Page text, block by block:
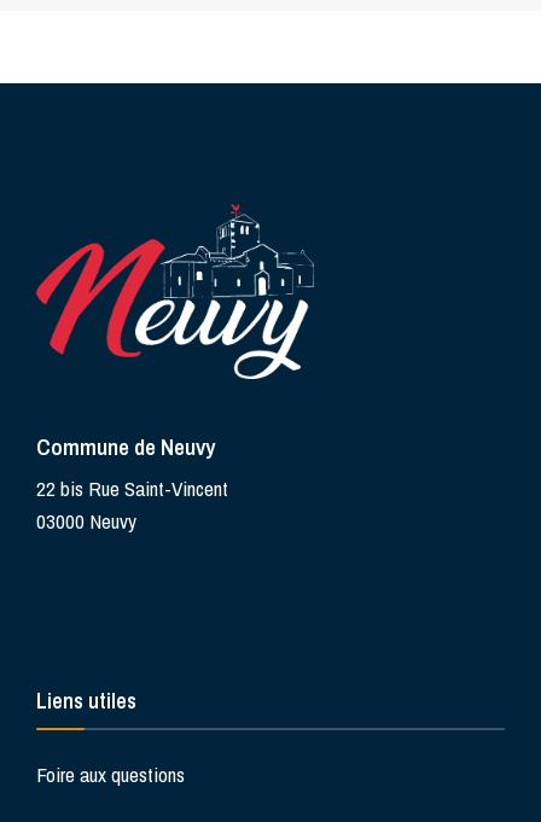
Commune de Neuvy
22 bis Rue Saint-Vincent
03000 Neuvy
Liens utiles
Foire aux questions